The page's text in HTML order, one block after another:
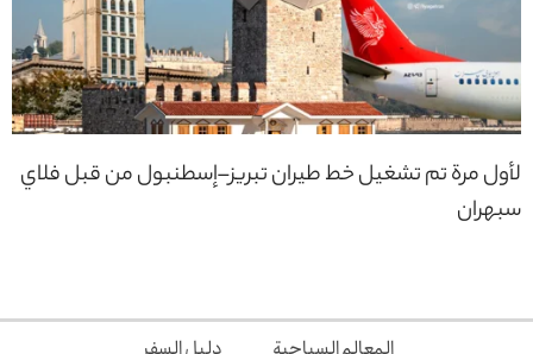
لأول مرة تم تشغيل خط طيران تبريز–إسطنبول من قبل فلاي
سبهران